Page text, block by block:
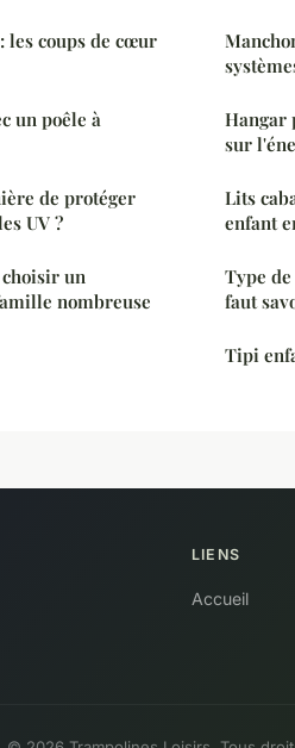
les coups de cœur
un poêle à
de protéger
UV ?
un
nombreuse
Hangar
sur
Lits
enfant
Type
faut
Tipi
LIENS
Accueil